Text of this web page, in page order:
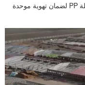
تجهيز نظام التحكم البيئي بقنوات تهوية مستطيلة PP لضمان تهوية موحدة